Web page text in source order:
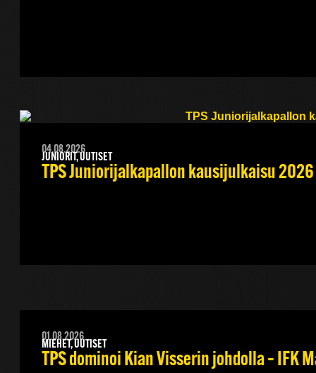
04.08.2026
JUNIORIT, UUTISET
TPS Juniorijalkapallon kausijulkaisu
01.08.2026
MIEHET, UUTISET
TPS dominoi Kian Visserin johdolla – IFK